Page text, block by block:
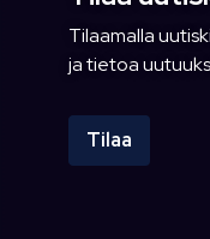
Tilaamalla
ja tietoa
Tilaa